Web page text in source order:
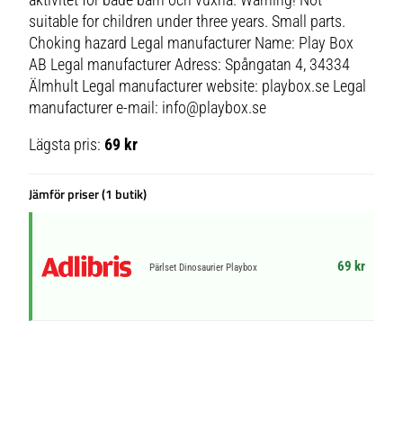
suitable for children under three years. Small parts.
Choking hazard Legal manufacturer Name: Play Box
AB Legal manufacturer Adress: Spångatan 4, 34334
Älmhult Legal manufacturer website: playbox.se Legal
manufacturer e-mail: info@playbox.se
Lägsta pris:69 kr
Jämför priser (1 butik)
Pärlset Dinosaurier Playbox 69 kr